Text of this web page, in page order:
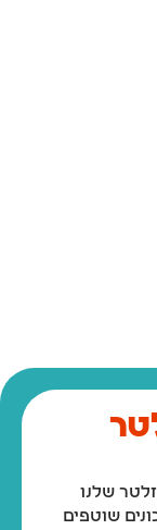
₪75
69
שלנו
שוטפים